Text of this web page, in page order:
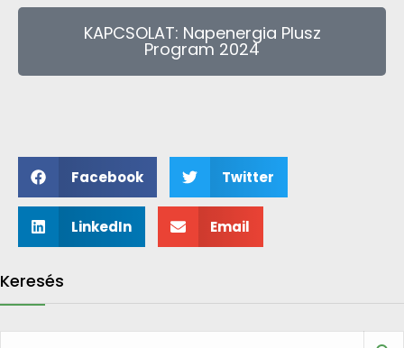
KAPCSOLAT: Napenergia Plusz
Program 2024
Facebook Twitter
LinkedIn Email
Keresés